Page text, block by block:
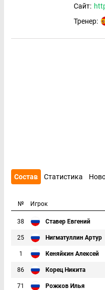
Сайт:
Тренер:
Состав Статистика
№ Игрок
38 Ставер Евгений
25 Нигматуллин Артур
1 Кеняйкин Алексей
86 Корец Никита
71 Рожков Илья